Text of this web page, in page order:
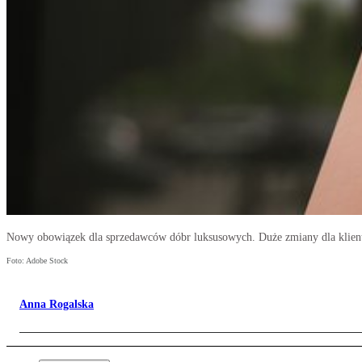
Nowy obowiązek dla sprzedawców dóbr luksusowych. Duże zmiany dla
Foto: Adobe Stock
Anna Rogalska